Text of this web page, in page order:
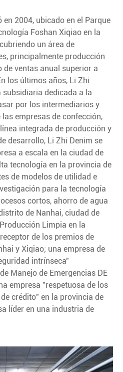
2004, ubicado en el Parque
Foshan Xiqiao en la
un área de
principalmente producción
ventas anual superior a
los últimos años, Li Zhi
subsidiaria dedicada a la
por los intermediarios y
empresas de confección,
integrada de producción y
desarrollo, Li Zhi Denim se
a escala en la ciudad de
tecnología en la provincia de
de modelos de utilidad e
para la tecnología
cortos, ahorro de agua
de Nanhai, ciudad de
Limpia en la
de los premios de
y Xiqiao; una empresa de
intrínseca"
Manejo de Emergencias DE
empresa "respetuosa de los
crédito" en la provincia de
líder en una industria de